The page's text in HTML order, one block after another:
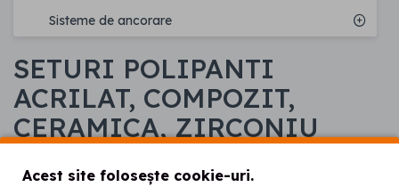
Sisteme de ancorare
SETURI POLIPANTI
ACRILAT, COMPOZIT,
CERAMICA, ZIRCONIU
Acest site folosește cookie-uri.